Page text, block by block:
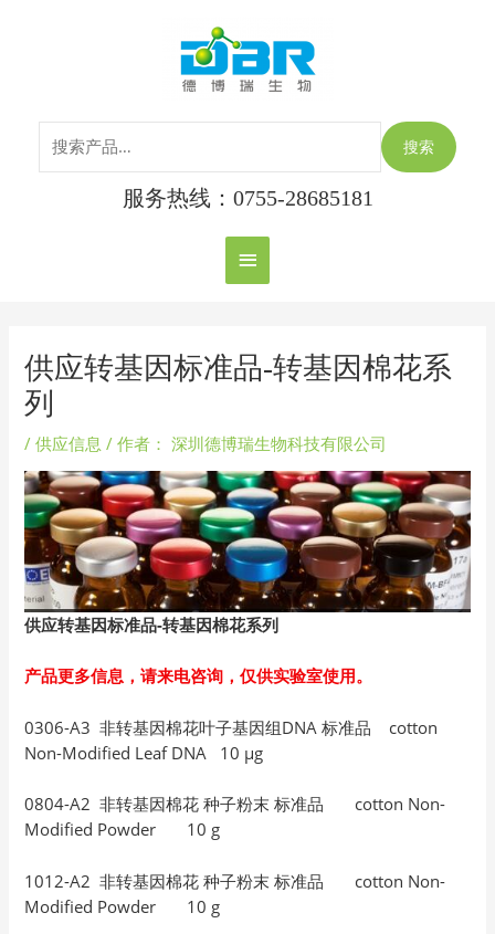
主
菜
单
搜索
服务热线：0755-28685181
供应转基因标准品-转基因棉花系
列
/供应信息 / 作者： 深圳德博瑞生物科技有限公司
供应转基因标准品-转基因棉花系列
产品更多信息，请来电咨询，仅供实验室使用。
0306-A3 非转基因棉花叶子基因组DNA 标准品 cotton
Non-Modified Leaf DNA 10 µg
0804-A2 非转基因棉花 种子粉末 标准品 cotton Non-
Modified Powder 10 g
1012-A2 非转基因棉花 种子粉末 标准品 cotton Non-
Modified Powder 10 g